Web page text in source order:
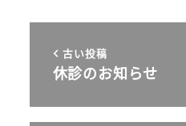
古い投稿
休診のお知らせ